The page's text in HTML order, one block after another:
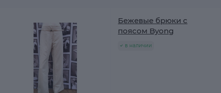
Бежевые брюки с
поясом Byong
в наличии